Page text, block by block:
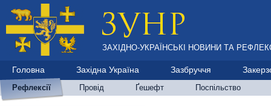
ЗАХІДНО-УКРАЇНСЬКІ НОВИНИ ТА
Головна Західна Україна Зазбруччя
Рефлексії Провід Ґешефт Поспільство